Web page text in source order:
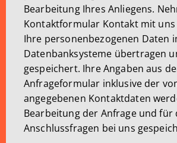
Bearbeitung Ihres Anliegens.
Kontaktformular Kontakt mit uns
Ihre personenbezogenen Daten
Datenbanksysteme übertragen
gespeichert. Ihre Angaben aus
Anfrageformular inklusive der
angegebenen Kontaktdaten
Bearbeitung der Anfrage und für
Anschlussfragen bei uns